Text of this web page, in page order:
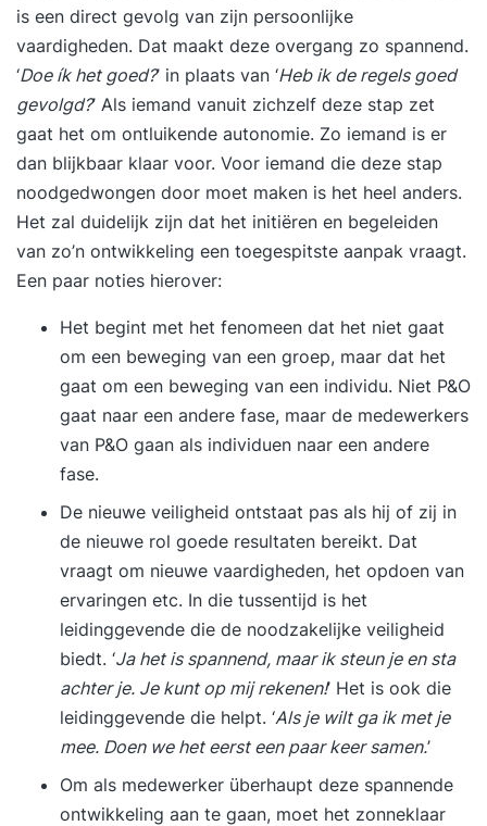
is een direct gevolg van zijn persoonlijke
vaardigheden. Dat maakt deze overgang zo spannend.
‘Doe ík het goed?’ in plaats van ‘Heb ik de regels goed
gevolgd?’ Als iemand vanuit zichzelf deze stap zet
gaat het om ontluikende autonomie. Zo iemand is er
dan blijkbaar klaar voor. Voor iemand die deze stap
noodgedwongen door moet maken is het heel anders.
Het zal duidelijk zijn dat het initiëren en begeleiden
van zo’n ontwikkeling een toegespitste aanpak vraagt.
Een paar noties hierover:
Het begint met het fenomeen dat het niet gaat
om een beweging van een groep, maar dat het
gaat om een beweging van een individu. Niet P&O
gaat naar een andere fase, maar de medewerkers
van P&O gaan als individuen naar een andere
fase.
De nieuwe veiligheid ontstaat pas als hij of zij in
de nieuwe rol goede resultaten bereikt. Dat
vraagt om nieuwe vaardigheden, het opdoen van
ervaringen etc. In die tussentijd is het
leidinggevende die de noodzakelijke veiligheid
biedt. ‘Ja het is spannend, maar ik steun je en sta
achter je. Je kunt op mij rekenen!’ Het is ook die
leidinggevende die helpt. ‘Als je wilt ga ik met je
mee. Doen we het eerst een paar keer samen.’
Om als medewerker überhaupt deze spannende
ontwikkeling aan te gaan, moet het zonneklaar